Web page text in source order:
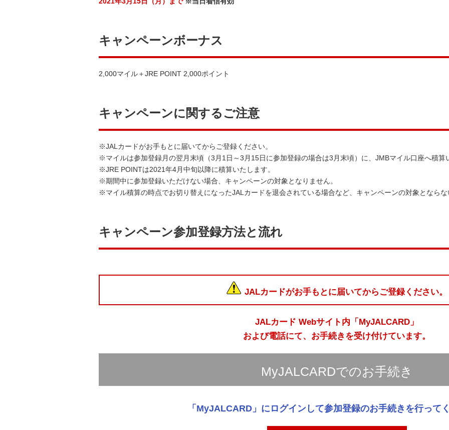
キャンペーンボーナス
2,000マイル＋JRE POINT 2,000ポイント
キャンペーンに関するご注意
※JALカードがお手もとに届いてからご登録ください。
※マイルは参加登録月の翌月末頃（3月1日～3月15日に参加登録の場合は3月末頃）に、JMBマイル口座へ積算
※JRE POINTは2021年4月中旬以降に積算いたします。
※期間中に参加登録いただけない場合、キャンペーンの対象となりません。
※マイル積算の時点でお切り替えになったJALカードを退会されている場合など、キャンペーンの対象とならな
キャンペーン参加登録方法と流れ
JALカードがお手もとに届いてからご登録ください。
JALカード Webサイト内「MyJALCARD」
および電話にて、お手続きを受け付けています。
MyJALCARDでのお手続き
「MyJALCARD」にログインして参加登録のお手続きを行ってく